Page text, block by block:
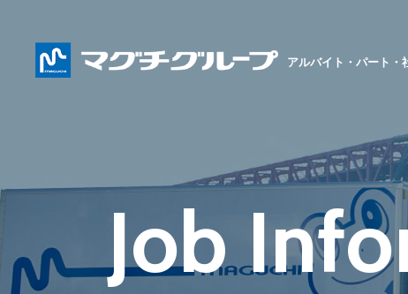
アルバイト・パート・
Job